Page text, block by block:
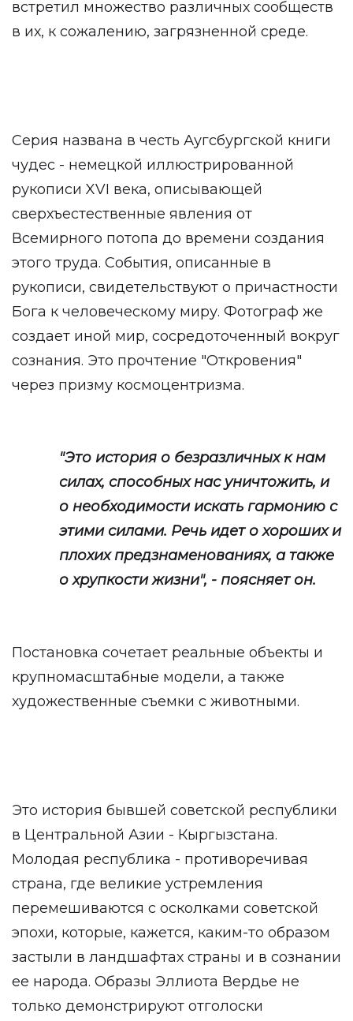
встретил множество различных сообществ
в их, к сожалению, загрязненной среде.
Серия названа в честь Аугсбургской книги
чудес - немецкой иллюстрированной
рукописи XVI века, описывающей
сверхъестественные явления от
Всемирного потопа до времени создания
этого труда. События, описанные в
рукописи, свидетельствуют о причастности
Бога к человеческому миру. Фотограф же
создает иной мир, сосредоточенный вокруг
сознания. Это прочтение "Откровения"
через призму космоцентризма.
"Это история о безразличных к нам
силах, способных нас уничтожить, и
о необходимости искать гармонию с
этими силами. Речь идет о хороших и
плохих предзнаменованиях, а также
о хрупкости жизни", - поясняет он.
Постановка сочетает реальные объекты и
крупномасштабные модели, а также
художественные съемки с животными.
Это история бывшей советской республики
в Центральной Азии - Кыргызстана.
Молодая республика - противоречивая
страна, где великие устремления
перемешиваются с осколками советской
эпохи, которые, кажется, каким-то образом
застыли в ландшафтах страны и в сознании
ее народа. Образы Эллиота Вердье не
только демонстрируют отголоски